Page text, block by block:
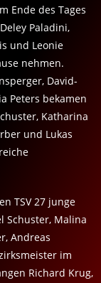
Ende des Tages
Paladini,
und Leonie
nehmen.
David-
Peters bekamen
Katharina
und Lukas
TSV 27 junge
Schuster, Malina
Andreas
im
Richard Krug,